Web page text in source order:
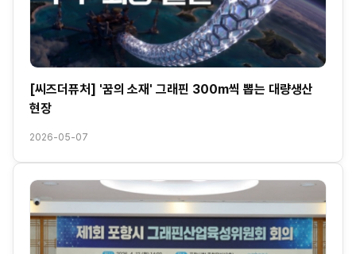
[씨즈더퓨처] '꿈의 소재' 그래핀 300m씩 뽑는 대량생산
현장
2026-05-07